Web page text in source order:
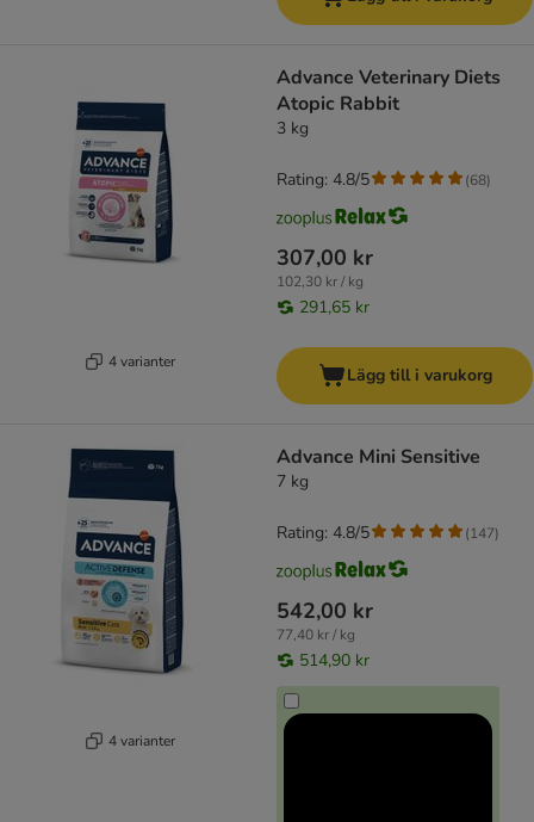
4 varianter
Advance Veterinary Diets
Atopic Rabbit
3 kg
307,00 kr
102,30 kr / kg
291,65 kr
Rating: 4.8/5 (68)
Lägg till i varukorg
4 varianter
Advance Mini Sensitive
7 kg
542,00 kr
77,40 kr / kg
514,90 kr
Rating: 4.8/5 (147)